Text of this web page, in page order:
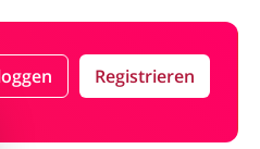
Registrieren
Reisen